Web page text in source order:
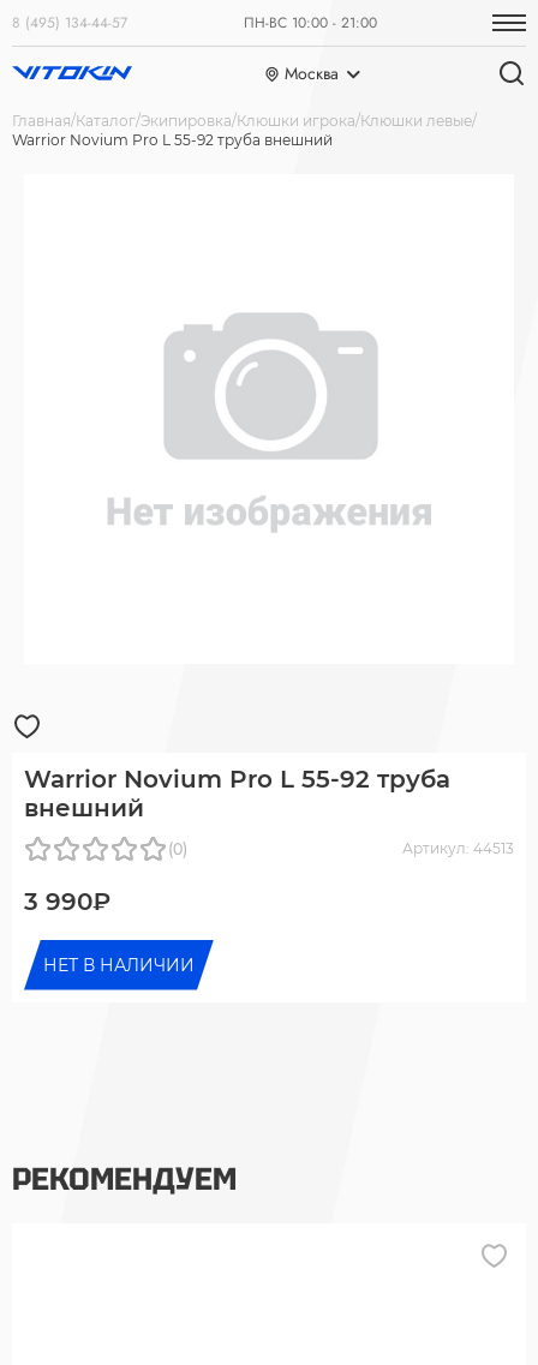
8 (495) 134-44-57 ПН-ВС 10:00 - 21:00
Москва
Главная Каталог Экипировка Клюшки игрока Клюшки левые
Warrior Novium Pro L 55-92 труба внешний
Warrior Novium Pro L 55-92 труба
внешний
(0) Артикул: 44513
3 990₽
НЕТ В НАЛИЧИИ
РЕКОМЕНДУЕМ